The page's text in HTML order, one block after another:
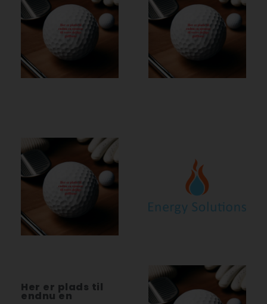
Her er plads til
endnu en